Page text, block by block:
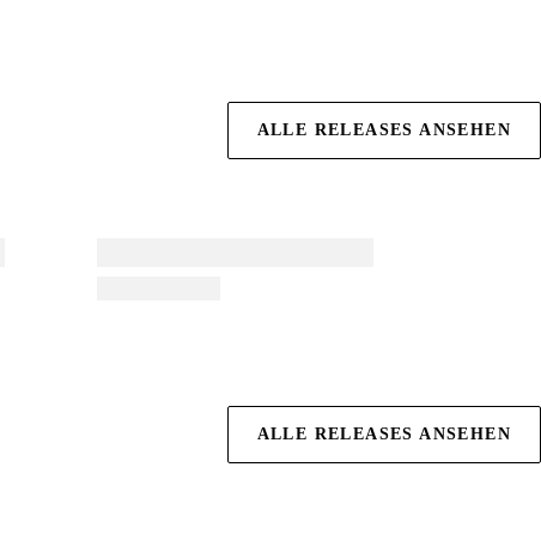
ALLE RELEASES ANSEHEN
ALLE RELEASES ANSEHEN